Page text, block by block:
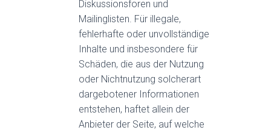
Diskussionsforen und
Mailinglisten. Für illegale,
fehlerhafte oder unvollständige
Inhalte und insbesondere für
Schäden, die aus der Nutzung
oder Nichtnutzung solcherart
dargebotener Informationen
entstehen, haftet allein der
Anbieter der Seite, auf welche